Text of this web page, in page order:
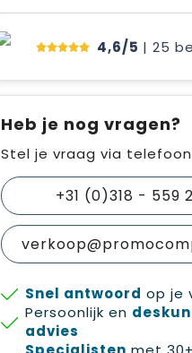
4,6/5 | 25
Heb je nog vragen?
Stel je vraag via
+31 (0)318 - 559
Snel antwoord op je
Persoonlijk en
advies